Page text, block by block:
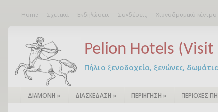
Home Σχετικά Εκδηλώσεις Συνδέσεις Χιονοδρομικό
Pelion Hotels (Visit
Πήλιο ξενοδοχεία, ξενώνες,
ΔΙΑΜΟΝΗ » ΔΙΑΣΚΕΔΑΣΗ » ΠΕΡΙΗΓΗΣΗ » ΠΕΡΙΟΧΕΣ